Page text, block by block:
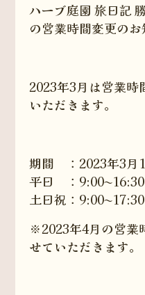
ハーブ庭園 旅日記
の営業時間変更のお
2023年3月は営業時
いただきます。
期間 ：2023年3月1
平日 ：9:00〜16:30
土日祝：9:00〜17:30
※2023年4月の営業
せていただきます。